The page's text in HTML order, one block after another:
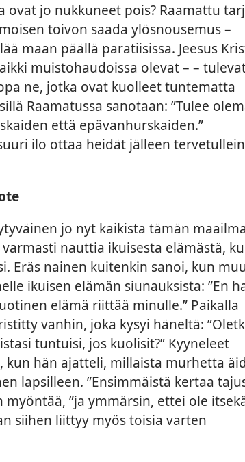
ovat jo nukkuneet pois? Raamattu
toivon saada ylösnousemus –
maan päällä paratiisissa. Jeesus
muistohaudoissa olevat – –
ne, jotka ovat kuolleet tuntematta
Raamatussa sanotaan: ”Tulee
että epävanhurskaiden.”
ilo ottaa heidät jälleen
jo nyt kaikista tämän
nauttia ikuisesta elämästä,
Eräs nainen kuitenkin sanoi, kun
ikuisen elämän siunauksista: ”En
elämä riittää minulle.” Paikalla
vanhin, joka kysyi häneltä:
tuntuisi, jos kuolisit?” Kyyneleet
kun hän ajatteli, millaista murhetta
lapsilleen. ”Ensimmäistä kertaa
”ja ymmärsin, ettei ole
siihen liittyy myös toisia varten